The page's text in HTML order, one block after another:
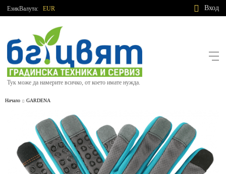
ЕзикВалута: EUR Вход
Тук може да намерите всичко, от което имате нужда.
Начало GARDENA